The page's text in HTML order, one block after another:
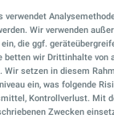
verwendet
Wir verwenden
die ggf.
betten wir Drittinhalte von
setzen in diesem
ein, was folgende
Kontrollverlust. Mit
Zwecken